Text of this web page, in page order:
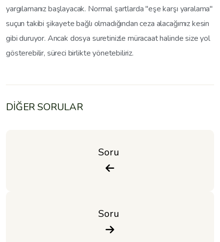
yargılamanız başlayacak. Normal şartlarda "eşe karşı yaralama"
suçun takibi şikayete bağlı olmadığından ceza alacağımız kesin
gibi duruyor. Ancak dosya suretinizle müracaat halinde size yol
gösterebilir, süreci birlikte yönetebiliriz.
DİĞER SORULAR
Soru
Soru